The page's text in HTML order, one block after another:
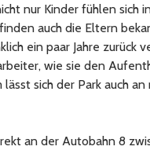
nur Kinder fühlen sich
auch die Eltern
ein paar Jahre zurück
wie sie den
sich der Park auch
an der Autobahn 8